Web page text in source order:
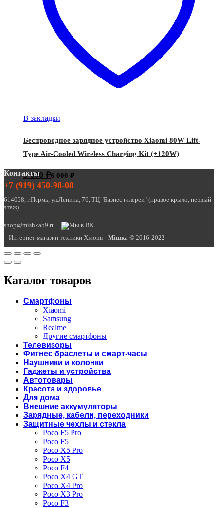
В закладки
Беспроводное зарядное устройство Xiaomi 80W Lift-
Type Air-Cooled Wireless Charging Kit (+120W)
5 000 ₽6 000₽
Контакты
+7 (919) 450-98-08
614068, г.Пермь, ул.Ленина, 76, ТЦ "Бизнес галереи" (правое крыло, первый
этаж)
shop@mishka59.ru
Интернет-магазин техники Xiaomi - Miшка © 2016-2022
Каталог товаров
Смартфоны
Xiaomi
Samsung
Realme
Другие смартфоны
Телевизоры
Фитнес браслеты и смарт-часы
Наушники и колонки
Гаджеты и устройства
Автотовары
Красота и здоровье
Для дома
Внешние аккумуляторы
Зарядные, кабели, переходники
Защитные чехлы и стекла
Poco F5 Pro
Poco F5
Poco X5 Pro
Poco X5
Poco F4
Poco X4 GT
Poco X4 Pro
Poco X3 Pro
Poco F3